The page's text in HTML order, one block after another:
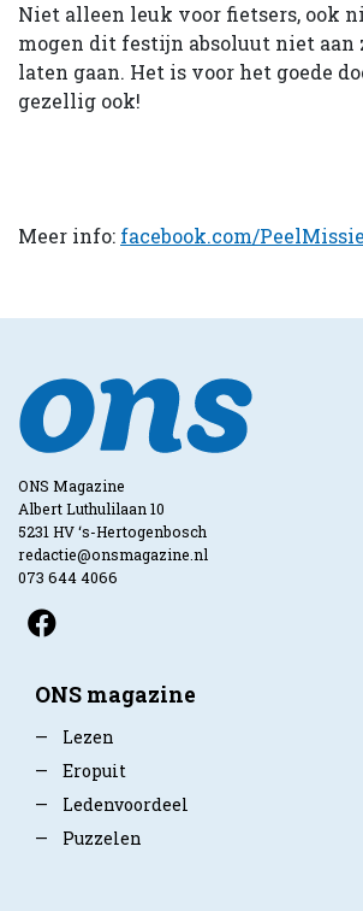
Niet alleen leuk voor fietsers, ook
mogen dit festijn absoluut niet aan
laten gaan. Het is voor het goede
gezellig ook!
Meer info: facebook.com/
ONS Magazine
Albert Luthulilaan 10
5231 HV ‘s-Hertogenbosch
redactie@onsmagazine.nl
073 644 4066
ONS magazine
—
Lezen
—
Eropuit
—
Ledenvoordeel
—
Puzzelen